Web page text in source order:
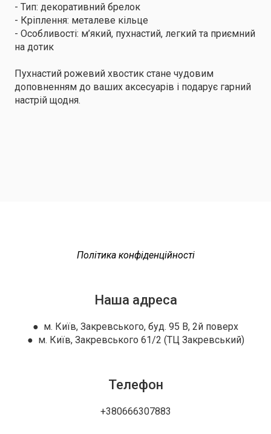
- Тип: декоративний брелок
- Кріплення: металеве кільце
- Особливості: м’який, пухнастий, легкий та приємний
на дотик
Пухнастий рожевий хвостик стане чудовим
доповненням до ваших аксесуарів і подарує гарний
настрій щодня.
Політика конфіденційності
Наша адреса
● м. Київ, Закревського, буд. 95 В, 2й поверх
● м. Київ, Закревського 61/2 (ТЦ Закревський)
Телефон
+380666307883